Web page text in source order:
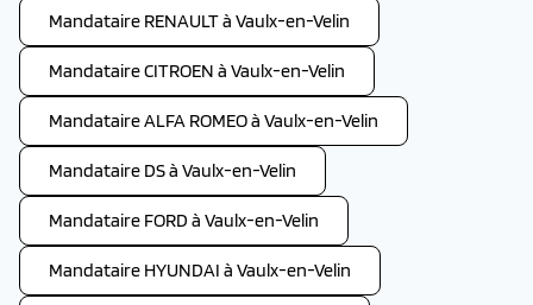
Mandataire RENAULT à Vaulx-en-Velin
Mandataire CITROEN à Vaulx-en-Velin
Mandataire ALFA ROMEO à Vaulx-en-Velin
Mandataire DS à Vaulx-en-Velin
Mandataire FORD à Vaulx-en-Velin
Mandataire HYUNDAI à Vaulx-en-Velin